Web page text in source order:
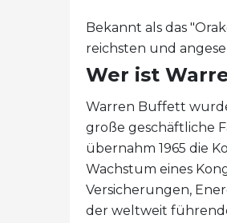
Bekannt als das
reichsten und
Wer ist
Warren Buffett
große geschäftliche
übernahm 1965 die
Wachstum eines
Versicherungen,
der weltweit